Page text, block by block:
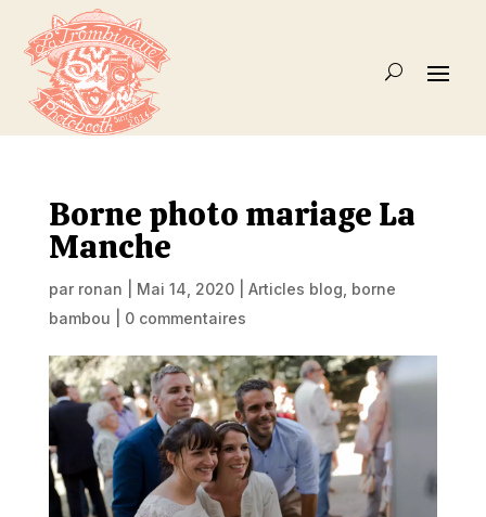
Borne photo mariage La
Manche
par ronan Mai 14, 2020| Articles blog borne
bambou
0 commentaires